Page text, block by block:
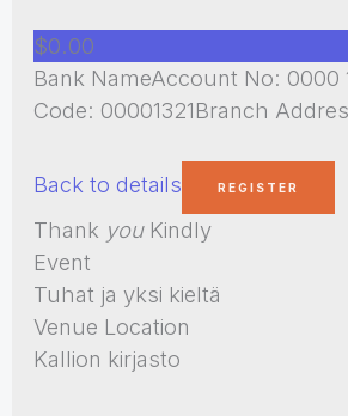
$0.00
Bank NameAccount No: 0000
Code: 00001321Branch
Back to details
Thank youKindly
Event
Tuhat ja yksi kieltä
Venue Location
Kallion kirjasto